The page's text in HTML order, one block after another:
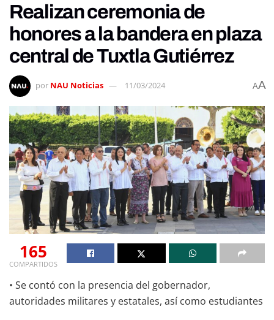
Realizan ceremonia de
honores a la bandera en plaza
central de Tuxtla Gutiérrez
por NAU Noticias 11/03/2024 AA
165
COMPARTIDOS
• Se contó con la presencia del gobernador,
autoridades militares y estatales, así como estudiantes